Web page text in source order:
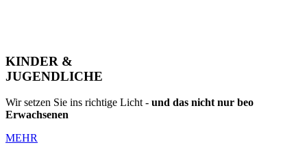
KINDER &
JUGENDLICHE
Wir setzen Sie ins richtige Licht - und das nicht nur beo
Erwachsenen
MEHR